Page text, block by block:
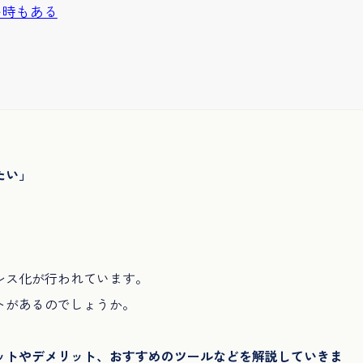
もある
」
化が行われています。
あるのでしょうか。
やデメリット、おすすめのツールなどを解説していきま